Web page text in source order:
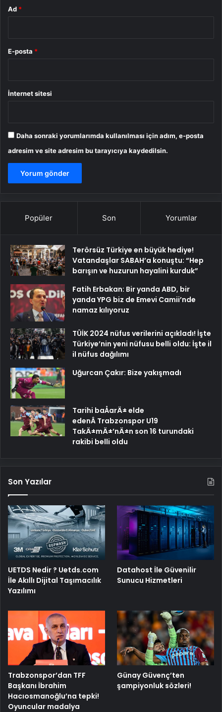
Ad *
E-posta *
İnternet sitesi
Daha sonraki yorumlarımda kullanılması için adım, e-posta
adresim ve site adresim bu tarayıcıya kaydedilsin.
Popüler Son Yorumlar
Terörsüz Türkiye en büyük hediye!
Vatandaşlar SABAH’a konuştu: “Hep
barışın ve huzurun hayalini kurduk”
Fatih Erbakan: Bir yanda ABD, bir
yanda YPG biz de Emevi Camii’nde
namaz kılıyoruz
TÜİK 2024 nüfus verilerini açıkladı! İşte
Türkiye’nin yeni nüfusu belli oldu: İşte il
il nüfus dağılımı
Uğurcan Çakır: Bize yakışmadı
Tarihi baÅarÄ± elde
edenÂ Trabzonspor U19
TakÄ±mÄ±’nÄ±n son 16 turundaki
rakibi belli oldu
Son Yazılar
UETDS Nedir ? Uetds.com
İle Akıllı Dijital Taşımacılık
Yazılımı
Datahost İle Güvenilir
Sunucu Hizmetleri
Trabzonspor’dan TFF
Başkanı İbrahim
Hacıosmanoğlu’na tepki!
Oyuncular madalya
Günay Güvenç’ten
şampiyonluk sözleri!